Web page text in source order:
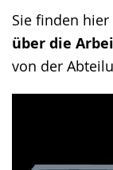
Sie finden
über die
von der